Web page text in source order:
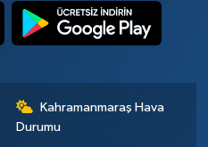
Kahramanmaraş Hava
Durumu